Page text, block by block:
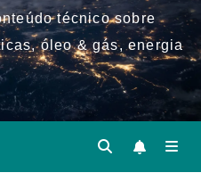
técnico sobre
óleo & gás, energia